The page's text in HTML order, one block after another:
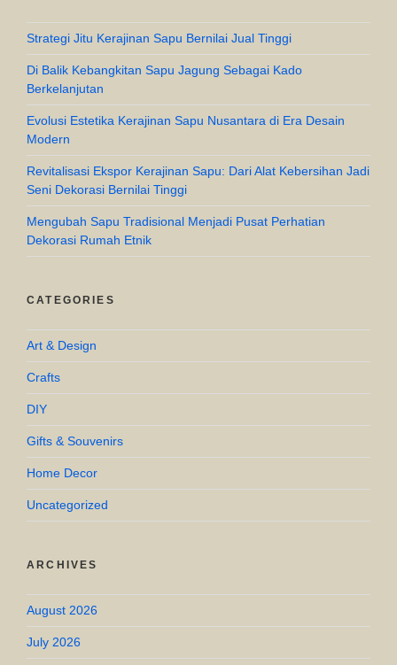
Strategi Jitu Kerajinan Sapu Bernilai Jual Tinggi
Di Balik Kebangkitan Sapu Jagung Sebagai Kado
Berkelanjutan
Evolusi Estetika Kerajinan Sapu Nusantara di Era Desain
Modern
Revitalisasi Ekspor Kerajinan Sapu: Dari Alat Kebersihan Jadi
Seni Dekorasi Bernilai Tinggi
Mengubah Sapu Tradisional Menjadi Pusat Perhatian
Dekorasi Rumah Etnik
CATEGORIES
Art & Design
Crafts
DIY
Gifts & Souvenirs
Home Decor
Uncategorized
ARCHIVES
August 2026
July 2026